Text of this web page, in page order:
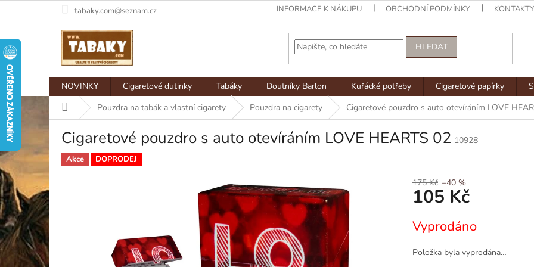
na
tabaky.com@seznam.cz INFORMACE K NÁKUPU OBCHODNÍ PODMÍNKY KONTAKTY
HLEDAT
NOVINKY Cigaretové dutinky Tabáky Doutníky Barlon Kuřácké potřeby Cigaretové papírky
Domů Pouzdra na tabák a vlastní cigarety Pouzdra na cigarety Cigaretové pouzdro s auto otevíráním LOVE
Cigaretové pouzdro s auto otevíráním LOVE HEARTS 02 10928
Akce DOPRODEJ
175 Kč –40 %
105 Kč
cena:
Vyprodáno
Položka byla vyprodána…